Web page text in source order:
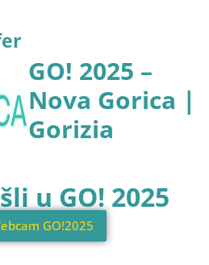
GO! 2025 –
Nova Gorica |
Gorizia
u GO! 2025
GO!2025